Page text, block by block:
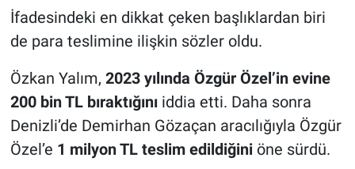
İfadesindeki en dikkat çeken başlıklardan biri
de para teslimine ilişkin sözler oldu.
Özkan Yalım, 2023 yılında Özgür Özel’in evine
200 bin TL bıraktığınıiddia etti. Daha sonra
Denizli’de Demirhan Gözaçan aracılığıyla Özgür
Özel’e 1 milyon TL teslim edildiğiniöne sürdü.